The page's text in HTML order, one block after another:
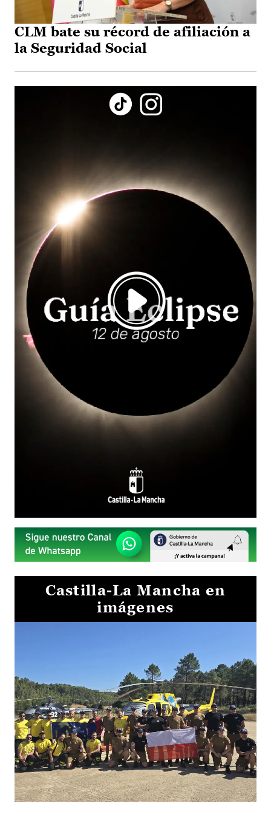
CLM bate su récord de afiliación a
la Seguridad Social
Castilla-La Mancha en
imágenes